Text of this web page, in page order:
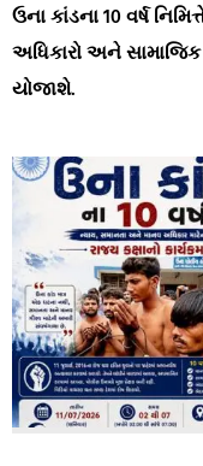
ઉના કાંડના 10 વર્ષ
અધિકારો અને
યોજાશે.